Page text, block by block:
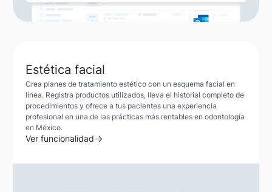
Estética facial
Crea planes de tratamiento estético con un esquema facial en
línea. Registra productos utilizados, lleva el historial completo de
procedimientos y ofrece a tus pacientes una experiencia
profesional en una de las prácticas más rentables en odontología
en México.
Ver funcionalidad